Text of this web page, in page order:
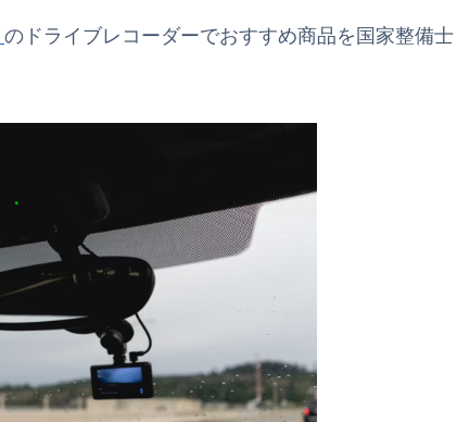
のドライブレコーダーでおすすめ商品を国家整備士